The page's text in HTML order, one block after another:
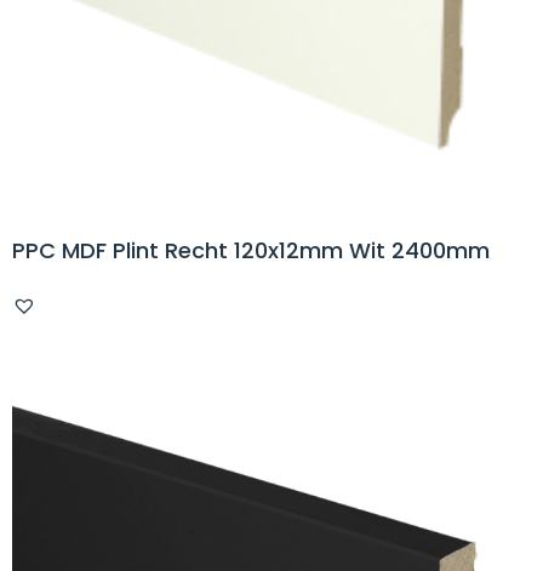
PPC MDF Plint Recht 120x12mm Wit 2400mm